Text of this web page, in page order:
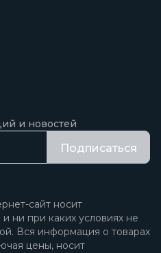
и новостей
Подписаться
сайт носит
ни при каких условиях не
Вся информация о товарах
цены, носит